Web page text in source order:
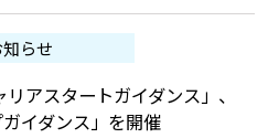
知らせ
アスタートガイダンス」、
イダンス」を開催